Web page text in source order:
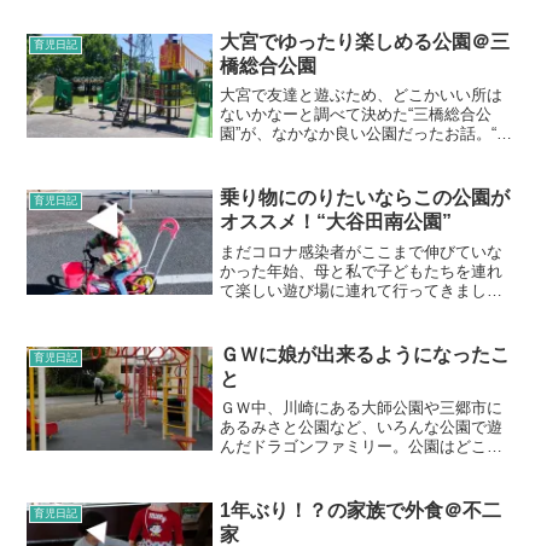
妊娠する前から腰痛が酷かったのです
が、双子を産んだ今は腰...
育児日記
大宮でゆったり楽しめる公園＠三
橋総合公園
大宮で友達と遊ぶため、どこかいい所は
ないかなーと調べて決めた“三橋総合公
園”が、なかなか良い公園だったお話。“三
プールやテニスコートもありました。屋
内プールは通年利...
育児日記
乗り物にのりたいならこの公園が
オススメ！“大谷田南公園”
まだコロナ感染者がここまで伸びていな
かった年始、母と私で子どもたちを連れ
て楽しい遊び場に連れて行ってきました
バイバイと言っていました♪大谷田南公園
です。最寄り駅は亀有駅...
育児日記
ＧＷに娘が出来るようになったこ
と
ＧＷ中、川崎にある大師公園や三郷市に
あるみさと公園など、いろんな公園で遊
んだドラゴンファミリー。公園はどこも
楽しむ娘が今までできなかったのが“うん
てい”。今年の2月頃ぐ...
育児日記
1年ぶり！？の家族で外食＠不二
家